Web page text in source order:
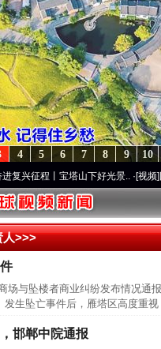
10
9
8
7
6
5
4
程丨宝塔山下好光景..·[视频]因党而
人>>>
与坠楼者商业纠纷发布情况
生坠亡事件后，雁塔区高度重
邯郸中院通报